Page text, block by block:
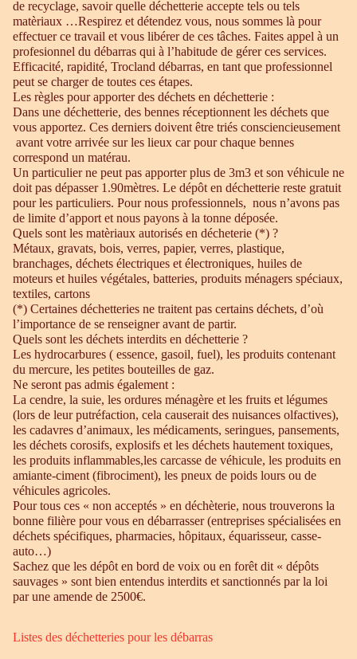
de recyclage, savoir quelle déchetterie accepte tels ou tels
matèriaux …Respirez et détendez vous, nous sommes là pour
effectuer ce travail et vous libérer de ces tâches. Faites appel à un
profesionnel du débarras qui à l’habitude de gérer ces services.
Efficacité, rapidité, Trocland débarras, en tant que professionnel
peut se charger de toutes ces étapes.
Les règles pour apporter des déchets en déchetterie :
Dans une déchetterie, des bennes réceptionnent les déchets que
vous apportez. Ces derniers doivent être triés consciencieusement
avant votre arrivée sur les lieux car pour chaque bennes
correspond un matérau.
Un particulier ne peut pas apporter plus de 3m3 et son véhicule ne
doit pas dépasser 1.90mètres. Le dépôt en déchetterie reste gratuit
pour les particuliers. Pour nous professionnels, nous n’avons pas
de limite d’apport et nous payons à la tonne déposée.
Quels sont les matèriaux autorisés en décheterie (*) ?
Métaux, gravats, bois, verres, papier, verres, plastique,
branchages, déchets électriques et électroniques, huiles de
moteurs et huiles végétales, batteries, produits ménagers spéciaux,
textiles, cartons
(*) Certaines déchetteries ne traitent pas certains déchets, d’où
l’importance de se renseigner avant de partir.
Quels sont les déchets interdits en déchetterie ?
Les hydrocarbures ( essence, gasoil, fuel), les produits contenant
du mercure, les petites bouteilles de gaz.
Ne seront pas admis également :
La cendre, la suie, les ordures ménagère et les fruits et légumes
(lors de leur putréfaction, cela causerait des nuisances olfactives),
les cadavres d’animaux, les médicaments, seringues, pansements,
les déchets corosifs, explosifs et les déchets hautement toxiques,
les produits inflammables,les carcasse de véhicule, les produits en
amiante-ciment (fibrociment), les pneux de poids lours ou de
véhicules agricoles.
Pour tous ces « non acceptés » en déchèterie, nous trouverons la
bonne filière pour vous en débarrasser (entreprises spécialisées en
déchets spécifiques, pharmacies, hôpitaux, équarisseur, casse-
auto…)
Sachez que les dépôt en bord de voix ou en forêt dit « dépôts
sauvages » sont bien entendus interdits et sanctionnés par la loi
par une amende de 2500€.
Listes des déchetteries pour les débarras